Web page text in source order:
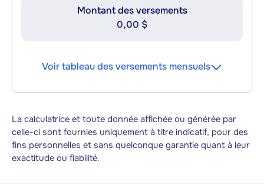
Montant des versements
0,00 $
Voir tableau des versements mensuels
La calculatrice et toute donnée affichée ou générée par
celle-ci sont fournies uniquement à titre indicatif, pour des
fins personnelles et sans quelconque garantie quant à leur
exactitude ou fiabilité.